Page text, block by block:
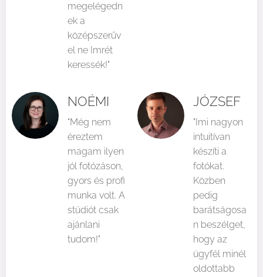
megelégedn
ek a
középszerűv
el ne Imrét
keressék!"
NOÉMI
"Még nem
éreztem
magam ilyen
jól fotózáson,
gyors és profi
munka volt. A
stúdiót csak
ajánlani
tudom!"
JÓZSEF
"Imi nagyon
intuitívan
készíti a
fotókat.
Közben
pedig
barátságosa
n beszélget,
hogy az
ügyfél minél
oldottabb